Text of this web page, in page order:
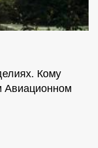
Кому
Авиационном